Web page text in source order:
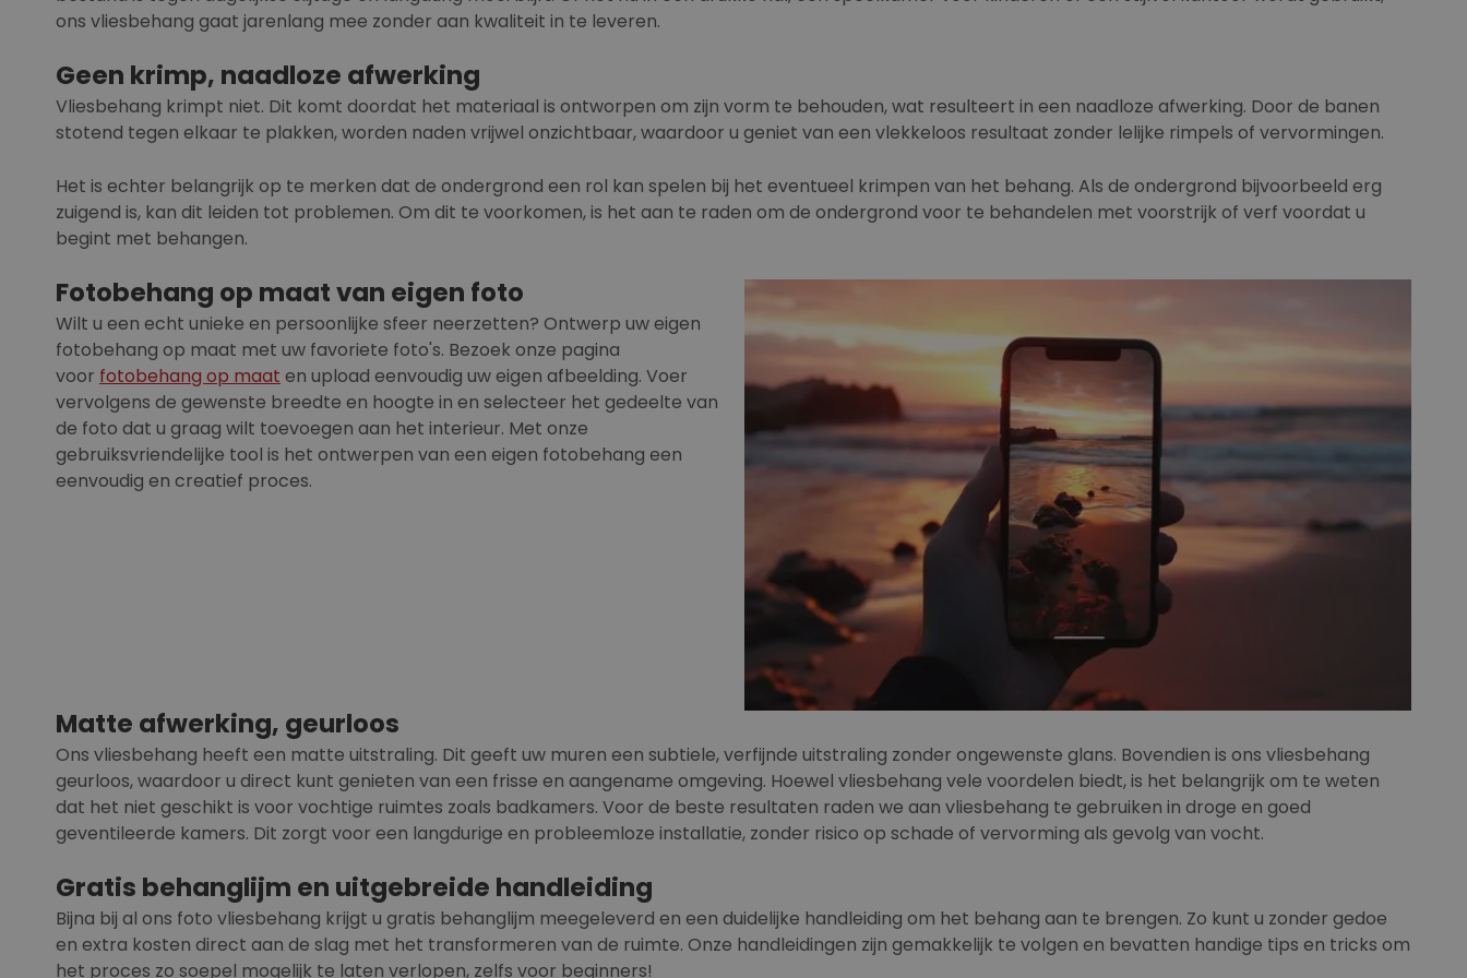
ons vliesbehang gaat jarenlang mee zonder aan kwaliteit in te leveren.
Geen krimp, naadloze afwerking
Vliesbehang krimpt niet. Dit komt doordat het materiaal is ontworpen om zijn vorm te behouden, wat resulteert in een naadloze afwerking. Door de banen
stotend tegen elkaar te plakken, worden naden vrijwel onzichtbaar, waardoor u geniet van een vlekkeloos resultaat zonder lelijke rimpels of vervormingen.
Het is echter belangrijk op te merken dat de ondergrond een rol kan spelen bij het eventueel krimpen van het behang. Als de ondergrond bijvoorbeeld erg
zuigend is, kan dit leiden tot problemen. Om dit te voorkomen, is het aan te raden om de ondergrond voor te behandelen met voorstrijk of verf voordat u
begint met behangen.
Fotobehang op maat van eigen foto
Wilt u een echt unieke en persoonlijke sfeer neerzetten? Ontwerp uw eigen
fotobehang op maat met uw favoriete foto's. Bezoek onze pagina
voor fotobehang op maat en upload eenvoudig uw eigen afbeelding. Voer
vervolgens de gewenste breedte en hoogte in en selecteer het gedeelte van
de foto dat u graag wilt toevoegen aan het interieur. Met onze
gebruiksvriendelijke tool is het ontwerpen van een eigen fotobehang een
eenvoudig en creatief proces.
Matte afwerking, geurloos
Ons vliesbehang heeft een matte uitstraling. Dit geeft uw muren een subtiele, verfijnde uitstraling zonder ongewenste glans. Bovendien is ons vliesbehang
geurloos, waardoor u direct kunt genieten van een frisse en aangename omgeving. Hoewel vliesbehang vele voordelen biedt, is het belangrijk om te weten
dat het niet geschikt is voor vochtige ruimtes zoals badkamers. Voor de beste resultaten raden we aan vliesbehang te gebruiken in droge en goed
geventileerde kamers. Dit zorgt voor een langdurige en probleemloze installatie, zonder risico op schade of vervorming als gevolg van vocht.
Gratis behanglijm en uitgebreide handleiding
Bijna bij al ons foto vliesbehang krijgt u gratis behanglijm meegeleverd en een duidelijke handleiding om het behang aan te brengen. Zo kunt u zonder gedoe
en extra kosten direct aan de slag met het transformeren van de ruimte. Onze handleidingen zijn gemakkelijk te volgen en bevatten handige tips en tricks om
het proces zo soepel mogelijk te laten verlopen, zelfs voor beginners!